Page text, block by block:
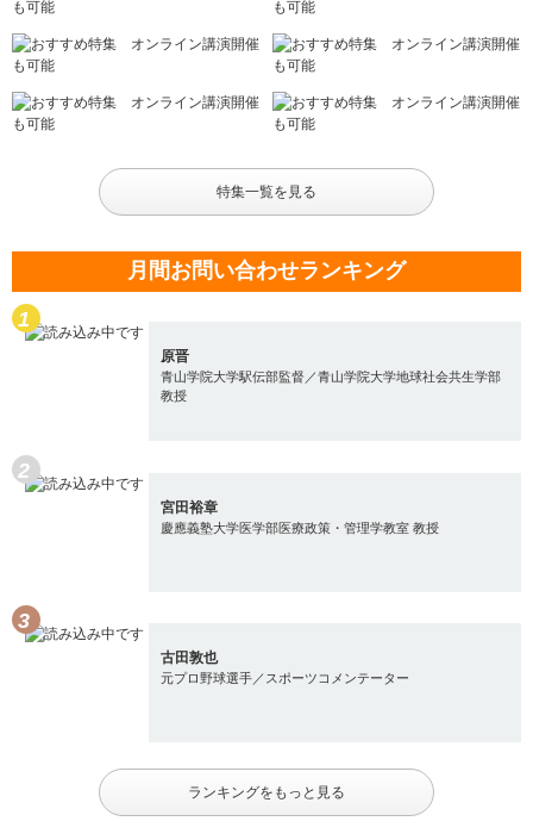
特集一覧を見る
月間お問い合わせランキング
原晋
青山学院大学駅伝部監督／青山学院大学地球社会共生学部
教授
宮田裕章
慶應義塾大学医学部医療政策・管理学教室 教授
古田敦也
元プロ野球選手／スポーツコメンテーター
ランキングをもっと見る